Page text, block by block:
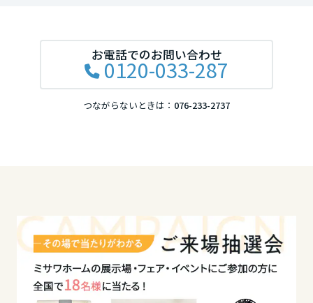
お電話でのお問い合わせ
0120-033-287
つながらないときは： 076-233-2737
香川県
愛媛県